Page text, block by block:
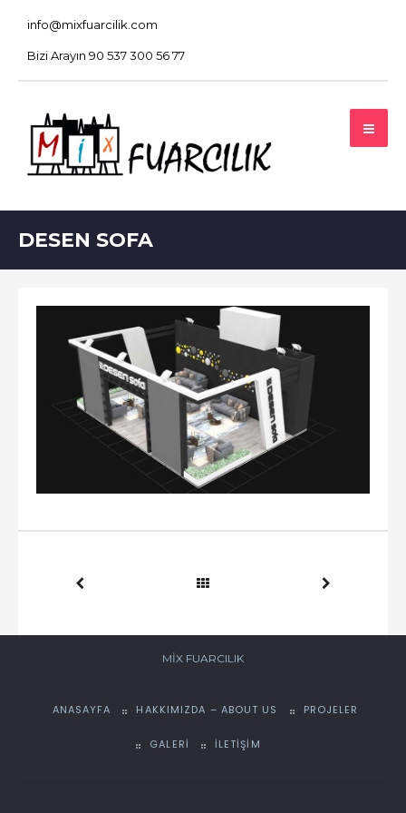
info@mixfuarcilik.com
Bizi Arayın 90 537 300 56 77
DESEN SOFA
MIX FUARCILIK
ANASAYFA HAKKIMIZDA – ABOUT US PROJELER
GALERI İLETIŞIM